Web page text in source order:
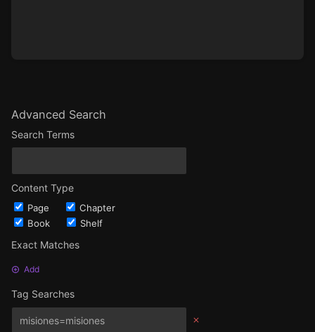
Advanced Search
Search Terms
Content Type
Page
Chapter
Book
Shelf
Exact Matches
Add
Tag Searches